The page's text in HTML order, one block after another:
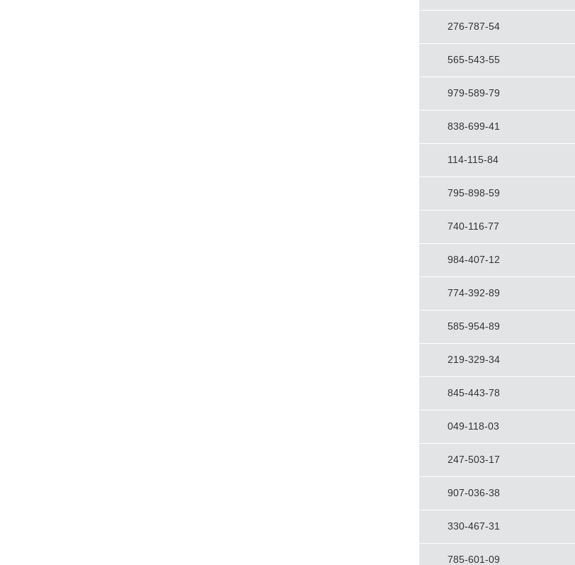
276-787-54
565-543-55
979-589-79
838-699-41
114-115-84
795-898-59
740-116-77
984-407-12
774-392-89
585-954-89
219-329-34
845-443-78
049-118-03
247-503-17
907-036-38
330-467-31
785-601-09